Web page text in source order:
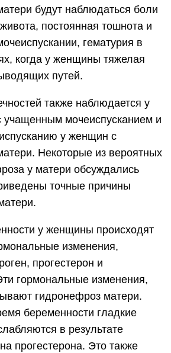
будут наблюдаться боли
постоянная тошнота и
гематурия в
когда у женщины тяжелая
путей.
также наблюдается у
мочеиспусканием и
у женщин с
Некоторые из вероятных
у матери обсуждались
точные причины
у женщины происходят
изменения,
прогестерон и
гормональные изменения,
гидронефроз матери.
беременности гладкие
в результате
прогестерона. Это также